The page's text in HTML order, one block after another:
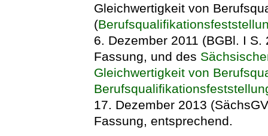
Gleichwertigkeit von
(
6. Dezember 2011 (BGBl. I
Fassung, und des
Gleichwertigkeit von
17. Dezember 2013
Fassung, entsprechend.